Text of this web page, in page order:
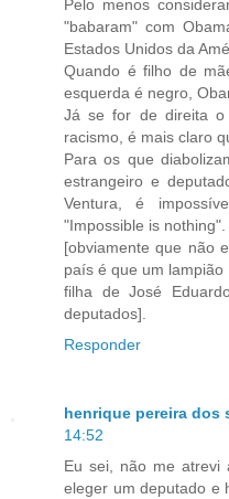
Pelo menos
"babaram" com
Estados Unidos da
Quando é filho de
esquerda é negro,
Já se for de direita o
racismo, é mais claro
Para os que
estrangeiro e
Ventura, é
"Impossible is nothing".
[obviamente que não
país é que um
filha de José
deputados].
Responder
henrique pereira dos
14:52
Eu sei, não me atrevi
eleger um deputado e